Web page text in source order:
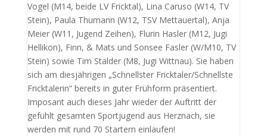
Vogel (M14, beide LV Fricktal), Lina Caruso (W14, TV
Stein), Paula Thumann (W12, TSV Mettauertal), Anja
Meier (W11, Jugend Zeihen), Flurin Hasler (M12, Jugi
Hellikon), Finn, & Mats und Sonsee Fasler (W/M10, TV
Stein) sowie Tim Stalder (M8, Jugi Wittnau). Sie haben
sich am diesjährigen „Schnellster Fricktaler/Schnellste
Fricktalerin“ bereits in guter Frühform präsentiert.
Imposant auch dieses Jahr wieder der Auftritt der
gefühlt gesamten Sportjugend aus Herznach, sie
werden mit rund 70 Startern einlaufen!